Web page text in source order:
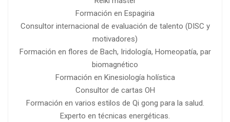
Formación en Espagiria
Consultor internacional de evaluación de talento (DISC y
motivadores)
Formación en flores de Bach, Iridología, Homeopatía, par
biomagnético
Formación en Kinesiología holística
Consultor de cartas OH
Formación en varios estilos de Qi gong para la salud.
Experto en técnicas energéticas.